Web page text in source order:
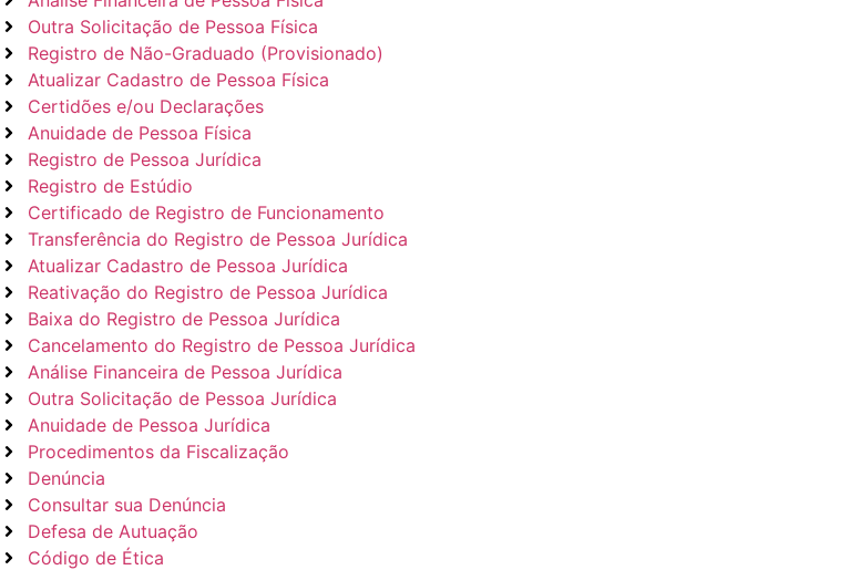
Outra Solicitação de Pessoa Física
Registro de Não-Graduado (Provisionado)
Atualizar Cadastro de Pessoa Física
Certidões e/ou Declarações
Anuidade de Pessoa Física
Registro de Pessoa Jurídica
Registro de Estúdio
Certificado de Registro de Funcionamento
Transferência do Registro de Pessoa Jurídica
Atualizar Cadastro de Pessoa Jurídica
Reativação do Registro de Pessoa Jurídica
Baixa do Registro de Pessoa Jurídica
Cancelamento do Registro de Pessoa Jurídica
Análise Financeira de Pessoa Jurídica
Outra Solicitação de Pessoa Jurídica
Anuidade de Pessoa Jurídica
Procedimentos da Fiscalização
Denúncia
Consultar sua Denúncia
Defesa de Autuação
Código de Ética